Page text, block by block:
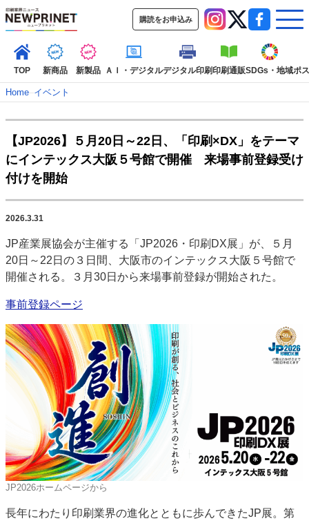
購読をお申込み
TOP 新商品 新製品 ＡＩ・デジタルデジタル印刷印刷通販SDGs・地域ポ
TOP
新着記事 特集記事
動画コンテンツ
インタビュー
コレクション
新商品
SDGs・地域
ポストプレス
市場・統計
人事・移転・異動・訃報
特集記事カテゴリー一覧
特集・デジタル印刷 アイデアで勝負！ ～多様なビジネス・多彩な商材～
JAPAN PACK 2023 特集
中古印刷機・製本機特集
2022 見える化・MIS特集
2022 検査・校正特集
特集・デジタル印刷 ～ 新成長軌道を描く
案内
発刊案内
JFPI印刷用語集 印刷機材年鑑
会社案内
購読・購入申し込み
サイトポリシー
お問い合わせ
Home–イベント
【JP2026】５月20日～22日、「印刷×DX」をテーマ
にインテックス大阪５号館で開催 来場事前登録受け
付けを開始
2026.3.31
JP産業展協会が主催する「JP2026・印刷DX展」が、５月
20日～22日の３日間、大阪市のインテックス大阪５号館で
開催される。３月30日から来場事前登録が開始された。
事前登録ページ
JP2026ホームページから
長年にわたり印刷業界の進化とともに歩んできたJP展。第